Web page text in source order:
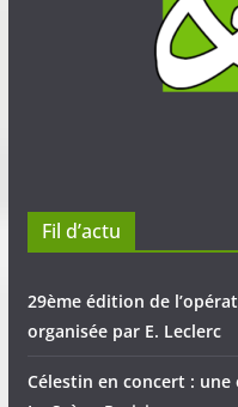
Fil d’actu
29ème édition de
organisée par E. Leclerc
Célestin en concert :